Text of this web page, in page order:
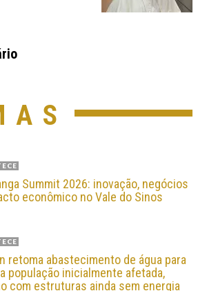
Summit 2026: inovação, negócios
econômico no Vale do Sinos
retoma abastecimento de água para
população inicialmente afetada,
com estruturas ainda sem energia